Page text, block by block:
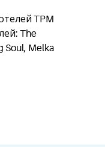
TPM
The
Soul, Melka